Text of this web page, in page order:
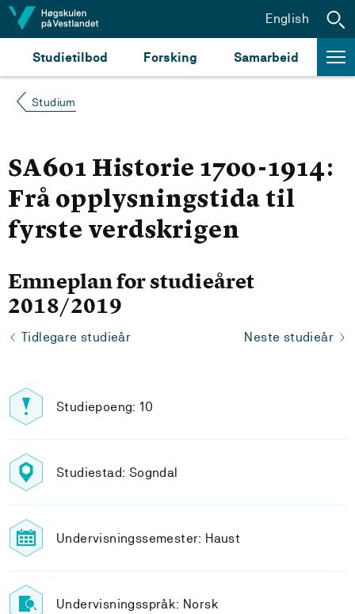
Hopp til innhald
Studietilbod Forsking Samarbeid
English
Studium
SA601 Historie 1700-1914:
Frå opplysningstida til
fyrste verdskrigen
Emneplan for studieåret
2018/2019
Tidlegare studieår Neste studieår
Studiepoeng: 10
Studiestad: Sogndal
Undervisningssemester: Haust
Undervisningsspråk: Norsk